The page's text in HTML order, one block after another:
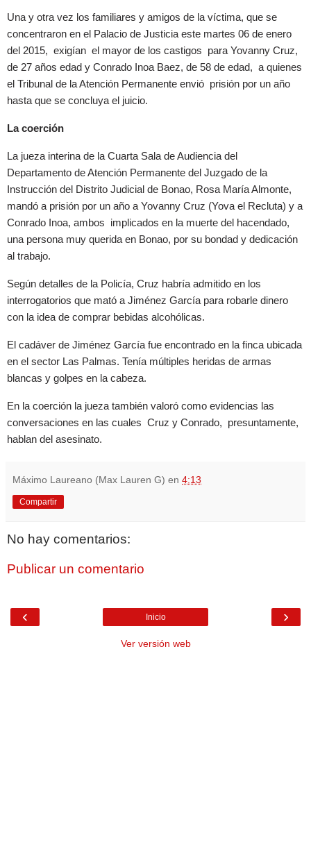
Una y otra vez los familiares y amigos de la víctima, que se
concentraron en el Palacio de Justicia este martes 06 de enero
del 2015, exigían el mayor de los castigos para Yovanny Cruz,
de 27 años edad y Conrado Inoa Baez, de 58 de edad, a quienes
el Tribunal de la Atención Permanente envió prisión por un año
hasta que se concluya el juicio.
La coerción
La jueza interina de la Cuarta Sala de Audiencia del
Departamento de Atención Permanente del Juzgado de la
Instrucción del Distrito Judicial de Bonao, Rosa María Almonte,
mandó a prisión por un año a Yovanny Cruz (Yova el Recluta) y a
Conrado Inoa, ambos implicados en la muerte del hacendado,
una persona muy querida en Bonao, por su bondad y dedicación
al trabajo.
Según detalles de la Policía, Cruz habría admitido en los
interrogatorios que mató a Jiménez García para robarle dinero
con la idea de comprar bebidas alcohólicas.
El cadáver de Jiménez García fue encontrado en la finca ubicada
en el sector Las Palmas. Tenía múltiples heridas de armas
blancas y golpes en la cabeza.
En la coerción la jueza también valoró como evidencias las
conversaciones en las cuales Cruz y Conrado, presuntamente,
hablan del asesinato.
Máximo Laureano (Max Lauren G) en 4:13
Compartir
No hay comentarios:
Publicar un comentario
‹ ›
Inicio
Ver versión web